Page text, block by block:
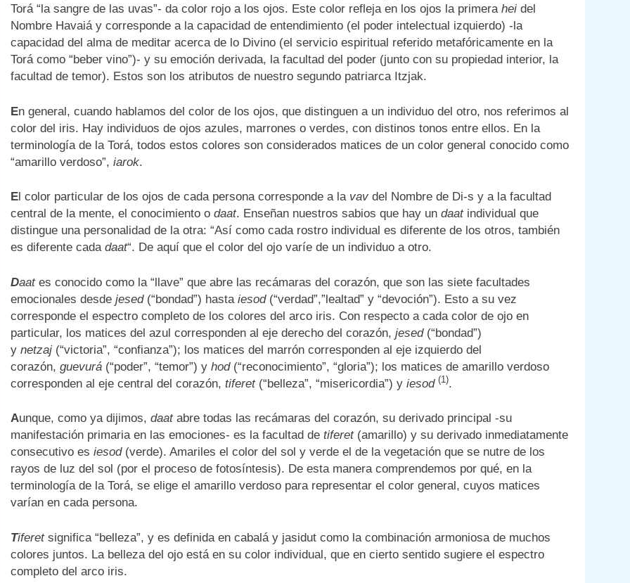
Torá “la sangre de las uvas”- da color rojo a los ojos. Este color refleja en los ojos la primera heidel
Nombre Havaiá y corresponde a la capacidad de entendimiento (el poder intelectual izquierdo) -la
capacidad del alma de meditar acerca de lo Divino (el servicio espiritual referido metafóricamente en la
Torá como “beber vino”)- y su emoción derivada, la facultad del poder (junto con su propiedad interior, la
facultad de temor). Estos son los atributos de nuestro segundo patriarca Itzjak.
En general, cuando hablamos del color de los ojos, que distinguen a un individuo del otro, nos referimos al
color del iris. Hay individuos de ojos azules, marrones o verdes, con distinos tonos entre ellos. En la
terminología de la Torá, todos estos colores son considerados matices de un color general conocido como
“amarillo verdoso”, iarok.
El color particular de los ojos de cada persona corresponde a la vavdel Nombre de Di-s y a la facultad
central de la mente, el conocimiento o daat. Enseñan nuestros sabios que hay un daatindividual que
distingue una personalidad de la otra: “Así como cada rostro individual es diferente de los otros, también
es diferente cada daat“. De aquí que el color del ojo varíe de un individuo a otro.
Daates conocido como la “llave” que abre las recámaras del corazón, que son las siete facultades
emocionales desde jesed(“bondad”) hasta iesod(“verdad”,”lealtad” y “devoción”). Esto a su vez
corresponde el espectro completo de los colores del arco iris. Con respecto a cada color de ojo en
particular, los matices del azul corresponden al eje derecho del corazón, jesed(“bondad”)
y netzaj(“victoria”, “confianza”); los matices del marrón corresponden al eje izquierdo del
corazón, guevurá(“poder”, “temor”) y hod(“reconocimiento”, “gloria”); los matices de amarillo verdoso
corresponden al eje central del corazón, tiferet(“belleza”, “misericordia”) y iesod (1).
Aunque, como ya dijimos, daatabre todas las recámaras del corazón, su derivado principal -su
manifestación primaria en las emociones- es la facultad de tiferet(amarillo) y su derivado inmediatamente
consecutivo es iesod(verde). Amariles el color del sol y verde el de la vegetación que se nutre de los
rayos de luz del sol (por el proceso de fotosíntesis). De esta manera comprendemos por qué, en la
terminología de la Torá, se elige el amarillo verdoso para representar el color general, cuyos matices
varían en cada persona.
Tiferetsignifica “belleza”, y es definida en cabalá y jasidut como la combinación armoniosa de muchos
colores juntos. La belleza del ojo está en su color individual, que en cierto sentido sugiere el espectro
completo del arco iris.